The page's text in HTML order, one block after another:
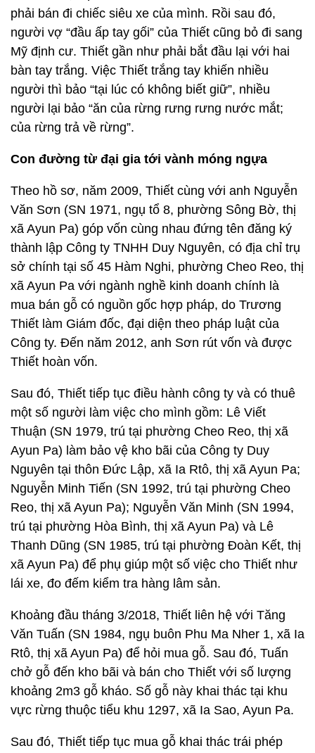
phải bán đi chiếc siêu xe của mình. Rồi sau đó,
người vợ “đầu ấp tay gối” của Thiết cũng bỏ đi sang
Mỹ định cư. Thiết gần như phải bắt đầu lại với hai
bàn tay trắng. Việc Thiết trắng tay khiến nhiều
người thì bảo “tại lúc có không biết giữ”, nhiều
người lại bảo “ăn của rừng rưng rưng nước mắt;
của rừng trả về rừng”.
Con đường từ đại gia tới vành móng ngựa
Theo hồ sơ, năm 2009, Thiết cùng với anh Nguyễn
Văn Sơn (SN 1971, ngụ tổ 8, phường Sông Bờ, thị
xã Ayun Pa) góp vốn cùng nhau đứng tên đăng ký
thành lập Công ty TNHH Duy Nguyên, có địa chỉ trụ
sở chính tại số 45 Hàm Nghi, phường Cheo Reo, thị
xã Ayun Pa với ngành nghề kinh doanh chính là
mua bán gỗ có nguồn gốc hợp pháp, do Trương
Thiết làm Giám đốc, đại diện theo pháp luật của
Công ty. Đến năm 2012, anh Sơn rút vốn và được
Thiết hoàn vốn.
Sau đó, Thiết tiếp tục điều hành công ty và có thuê
một số người làm việc cho mình gồm: Lê Viết
Thuận (SN 1979, trú tại phường Cheo Reo, thị xã
Ayun Pa) làm bảo vệ kho bãi của Công ty Duy
Nguyên tại thôn Đức Lập, xã Ia Rtô, thị xã Ayun Pa;
Nguyễn Minh Tiến (SN 1992, trú tại phường Cheo
Reo, thị xã Ayun Pa); Nguyễn Văn Minh (SN 1994,
trú tại phường Hòa Bình, thị xã Ayun Pa) và Lê
Thanh Dũng (SN 1985, trú tại phường Đoàn Kết, thị
xã Ayun Pa) để phụ giúp một số việc cho Thiết như
lái xe, đo đếm kiểm tra hàng lâm sản.
Khoảng đầu tháng 3/2018, Thiết liên hệ với Tăng
Văn Tuấn (SN 1984, ngụ buôn Phu Ma Nher 1, xã Ia
Rtô, thị xã Ayun Pa) để hỏi mua gỗ. Sau đó, Tuấn
chở gỗ đến kho bãi và bán cho Thiết với số lượng
khoảng 2m3 gỗ kháo. Số gỗ này khai thác tại khu
vực rừng thuộc tiểu khu 1297, xã Ia Sao, Ayun Pa.
Sau đó, Thiết tiếp tục mua gỗ khai thác trái phép